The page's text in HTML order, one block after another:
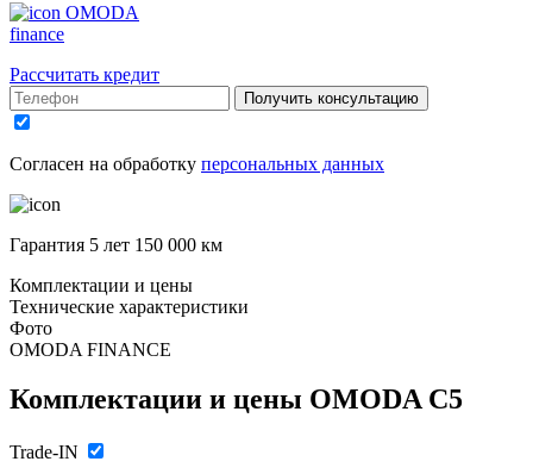
OMODA
finance
Рассчитать кредит
Получить консультацию
Согласен на обработку персональных данных
Гарантия 5 лет 150 000 км
Комплектации и цены
Технические характеристики
Фото
OMODA FINANCE
Комплектации и цены OMODA C5
Trade-IN